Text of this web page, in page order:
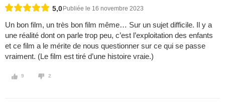
5,0 Publiée le 16 novembre 2023
Un bon film, un très bon film même… Sur un sujet difficile. Il y a
une réalité dont on parle trop peu, c’est l’exploitation des enfants
et ce film a le mérite de nous questionner sur ce qui se passe
vraiment. (Le film est tiré d’une histoire vraie.)
9 2